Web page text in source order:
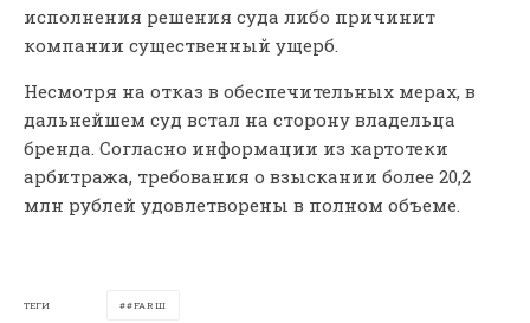
исполнения решения суда либо причинит
компании существенный ущерб.
Несмотря на отказ в обеспечительных мерах, в
дальнейшем суд встал на сторону владельца
бренда. Согласно информации из картотеки
арбитража, требования о взыскании более 20,2
млн рублей удовлетворены в полном объеме.
ТЕГИ #FARШ